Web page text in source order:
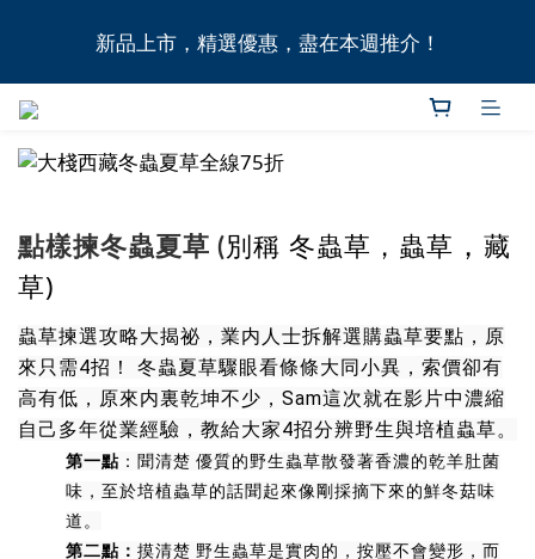
全港11間門市自取無門檻，買滿HK$1,000即享本地免
費送貨上門服務！
新品上市，精選優惠，盡在本週推介！
全港11間門市自取無門檻，買滿HK$1,000即享本地免
點樣揀冬蟲夏草 (別稱 冬蟲草，蟲草 ， 藏
草)
蟲草揀選攻略大揭祕，業内人士拆解選購蟲草要點，原
來只需4招！ 冬蟲夏草驟眼看條條大同小異，索價卻有
高有低，原來内裏乾坤不少，Sam這次就在影片中濃縮
自己多年從業經驗，教給大家4招分辨野生與培植蟲草。
第一點 ：聞清楚 優質的野生蟲草散發著香濃的乾羊肚菌
味，至於培植蟲草的話聞起來像剛採摘下來的鮮冬菇味
道。
第二點： 摸清楚 野生蟲草是實肉的，按壓不會變形，而